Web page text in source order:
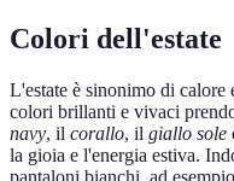
Colori dell'estate
L'estate è sinonimo di calore
colori brillanti e vivaci
navy, il corallo, il giallo sole
la gioia e l'energia estiva.
pantaloni bianchi, ad